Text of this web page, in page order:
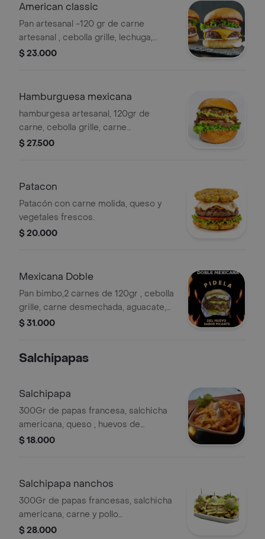
American classic
Pan artesanal -120 gr de carne
artesanal , cebolla grille, lechuga,
tomate, queso cheddar, salsas.
$ 23.000
Hamburguesa mexicana
hamburgesa artesanal, 120gr de
carne, cebolla grille, carne
desmechada, aguacate, pico de gallo,
$ 27.500
Patacon
Patacón con carne molida, queso y
vegetales frescos.
$ 20.000
Mexicana Doble
Pan bimbo,2 carnes de 120gr , cebolla
grille, carne desmechada, aguacate,
pico de gallo, jalapeños, queso,
$ 31.000
Salchipapas
Salchipapa
300Gr de papas francesa, salchicha
americana, queso , huevos de
codorniz y salsas.
$ 18.000
Salchipapa nanchos
300Gr de papas francesas, salchicha
americana, carne y pollo
desmechado, maíz, queso, huevos de
$ 28.000